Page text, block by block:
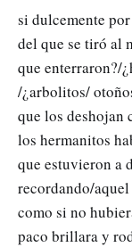
si dulcemente
del que se tiró al
que enterraron?/
/¿arbolitos/
que los deshojan
los hermanitos
que estuvieron a
recordando/
como si no
paco brillara y